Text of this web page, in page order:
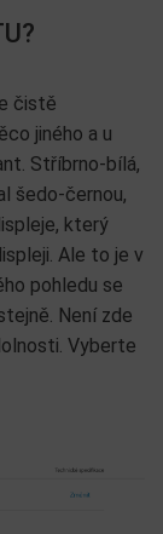
čistě
jiného a u
Stříbrno-bílá,
šedo-černou,
který
Ale to je v
pohledu se
Není zde
Vyberte